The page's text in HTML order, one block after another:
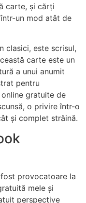
carte, și cărți
un mod atât de
clasici, este scrisul,
carte este un
a unui anumit
pentru
gratuite de
o privire într-o
și complet străină.
provocatoare la
mele și
perspective